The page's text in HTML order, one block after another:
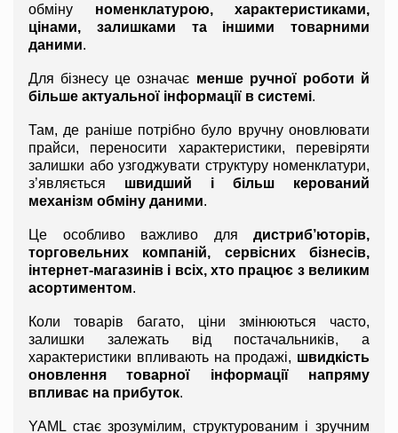
обміну номенклатурою, характеристиками,
цінами, залишками та іншими товарними
даними.
Для бізнесу це означає менше ручної роботи й
більше актуальної інформації в системі.
Там, де раніше потрібно було вручну оновлювати
прайси, переносити характеристики, перевіряти
залишки або узгоджувати структуру номенклатури,
з’являється швидший і більш керований
механізм обміну даними.
Це особливо важливо для дистриб’юторів,
торговельних компаній, сервісних бізнесів,
інтернет-магазинів і всіх, хто працює з великим
асортиментом.
Коли товарів багато, ціни змінюються часто,
залишки залежать від постачальників, а
характеристики впливають на продажі, швидкість
оновлення товарної інформації напряму
впливає на прибуток.
YAML стає зрозумілим, структурованим і зручним